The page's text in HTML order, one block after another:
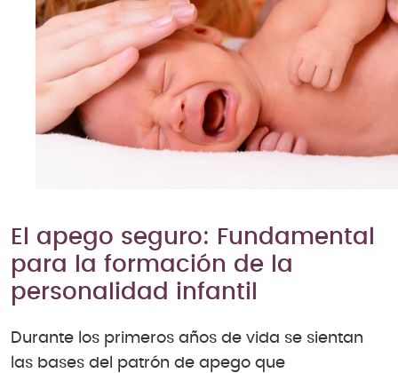
El apego seguro: Fundamental
para la formación de la
personalidad infantil
Durante los primeros años de vida se sientan
las bases del patrón de apego que